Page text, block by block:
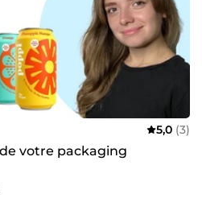
5,0 (3)
votre packaging